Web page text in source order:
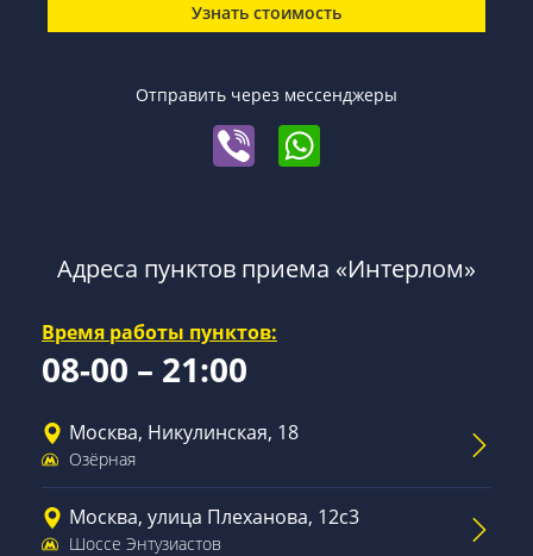
Узнать стоимость
Отправить через мессенджеры
Адреса пунктов приема «Интерлом»
Время работы пунктов:
08-00 – 21:00
Москва, Никулинская, 18
Озёрная
Москва, улица Плеханова, 12с3
Шоссе Энтузиастов